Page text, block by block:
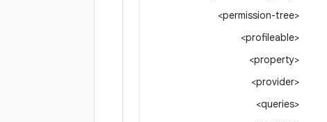
<permission-tree>
<profileable>
<property>
<provider>
<queries>